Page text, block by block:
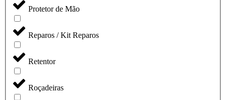
Protetor de Mão
Reparos / Kit Reparos
Retentor
Roçadeiras